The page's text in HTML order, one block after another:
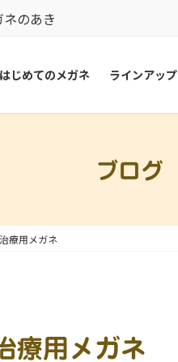
のあき
はじめてのメガネ ラインアップ
ブログ
療用メガネ
療用メガネ